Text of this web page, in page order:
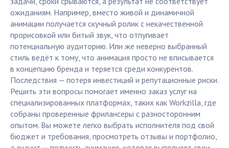
ожиданиям. Например, вместо живой и динамичной
анимации получается скучный ролик с некачественной
прорисовкой или битый звук, что отпугивает
потенциальную аудиторию. Или же неверно выбранный
стиль ведёт к тому, что анимация просто не вписывается
в концепцию бренда и теряется среди конкурентов.
Последствия — потеря инвестиций и репутационные риски.
Решить эти вопросы помогает именно заказ услуг на
специализированных платформах, таких как Workzilla, где
собраны проверенные фрилансеры с разносторонним
опытом. Вы можете легко выбрать исполнителя под свой
бюджет и требования, просмотреть отзывы и портфолио,